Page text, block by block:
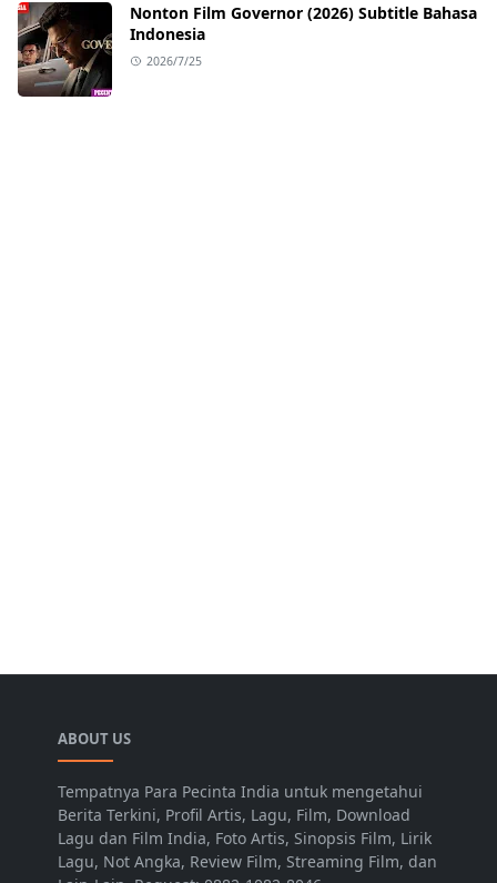
Nonton Film Governor (2026) Subtitle Bahasa
Indonesia
2026/7/25
ABOUT US
Tempatnya Para Pecinta India untuk mengetahui
Berita Terkini, Profil Artis, Lagu, Film, Download
Lagu dan Film India, Foto Artis, Sinopsis Film, Lirik
Lagu, Not Angka, Review Film, Streaming Film, dan